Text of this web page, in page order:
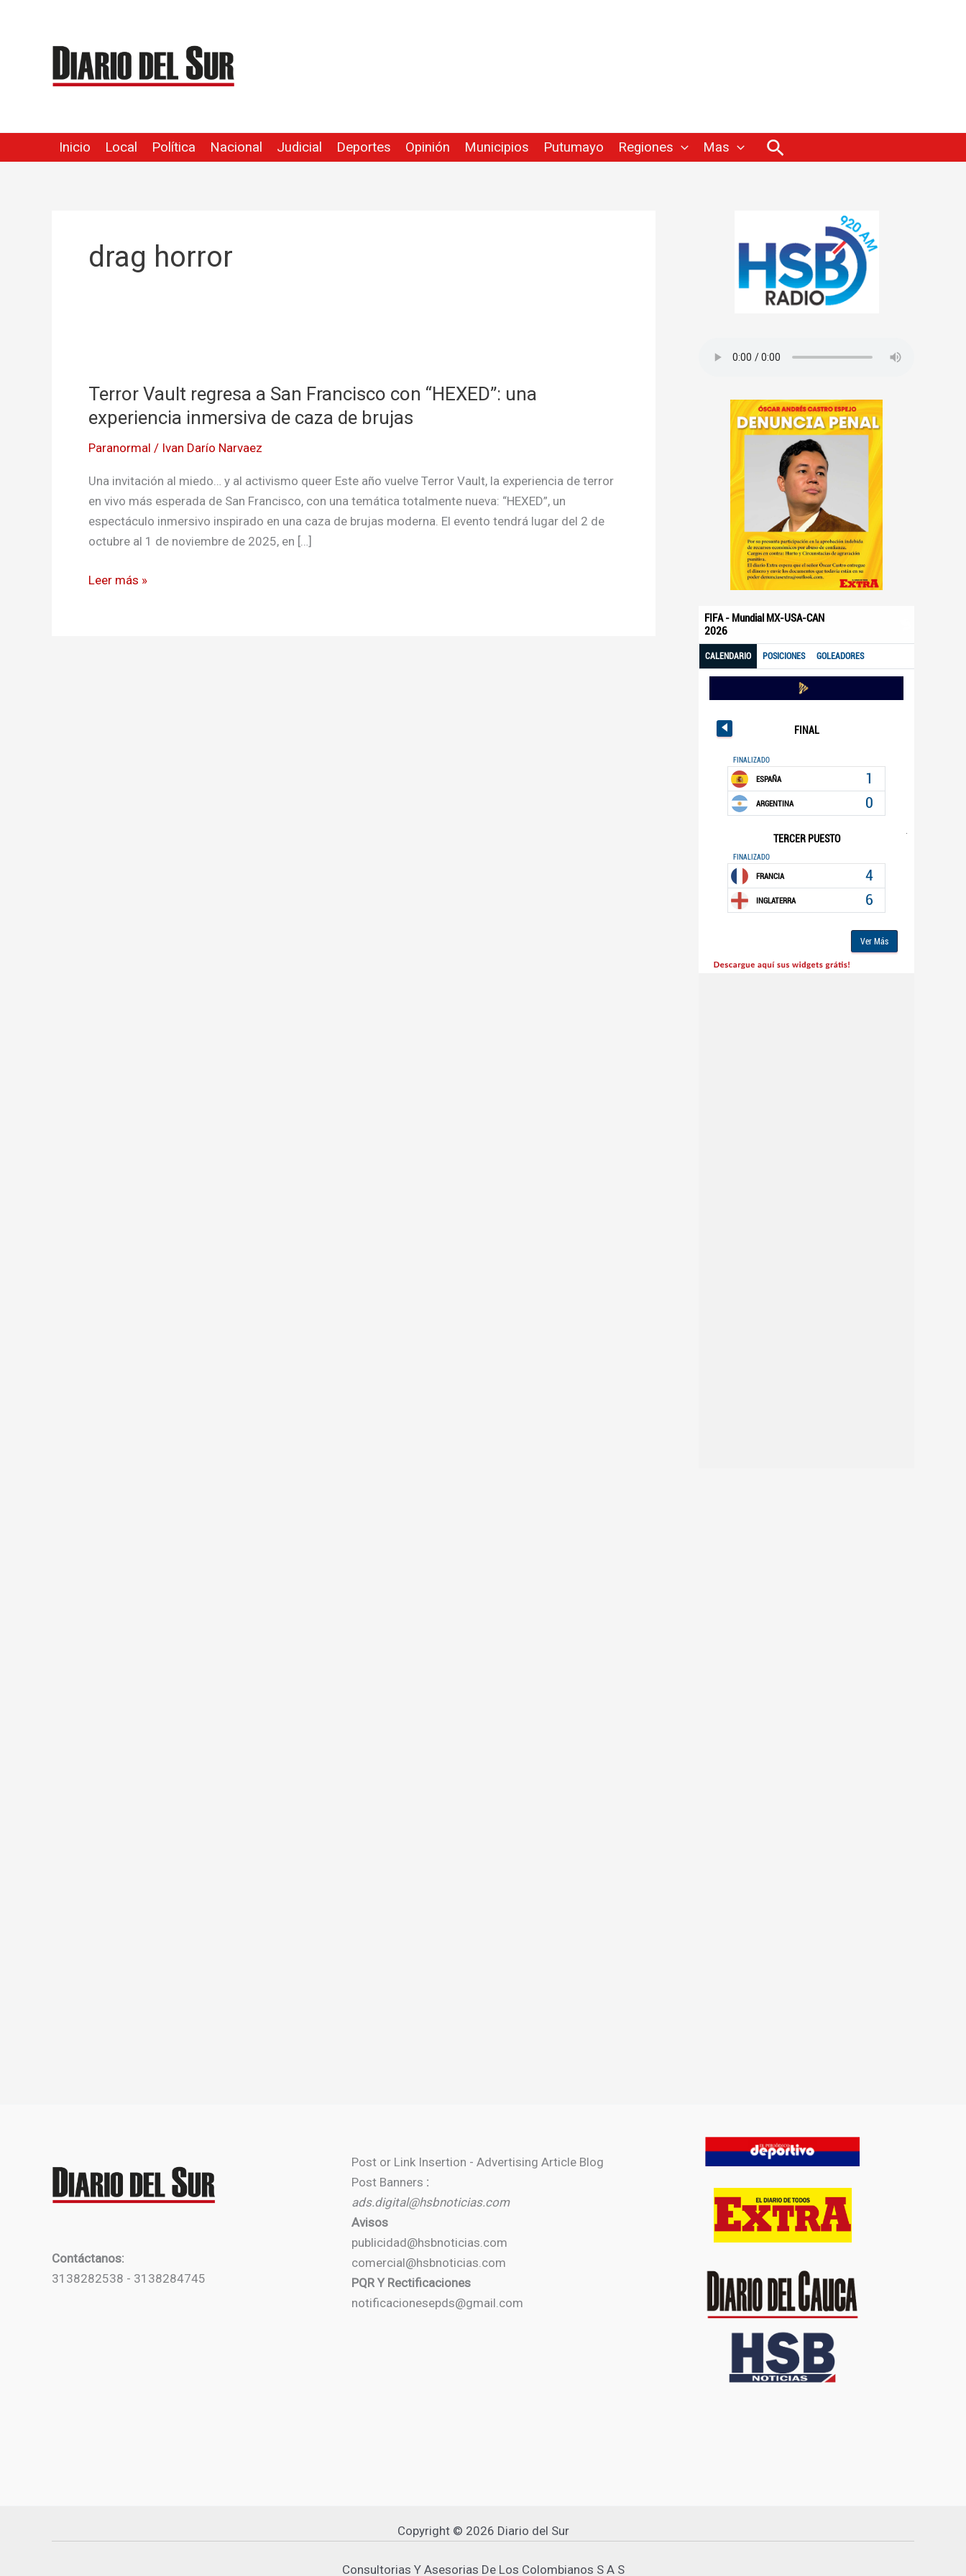
contenido
Inicio Local Política Nacional Judicial Deportes Opinión Municipios Putumayo Regiones Mas Buscar
drag horror
Terror Vault regresa a San Francisco con “HEXED”: una
experiencia inmersiva de caza de brujas
Paranormal / Ivan Darío Narvaez
Una invitación al miedo… y al activismo queer Este año vuelve Terror Vault, la experiencia de terror
en vivo más esperada de San Francisco, con una temática totalmente nueva: “HEXED”, un
espectáculo inmersivo inspirado en una caza de brujas moderna. El evento tendrá lugar del 2 de
octubre al 1 de noviembre de 2025, en […]
regresa
a
Francisco
con
“HEXED”:
experiencia
de
Leer más »
Contáctanos:
3138282538 - 3138284745
Post or Link Insertion - Advertising Article Blog
Post Banners :
ads.digital@hsbnoticias.com
Avisos
publicidad@hsbnoticias.com
comercial@hsbnoticias.com
PQR Y Rectificaciones
notificacionesepds@gmail.com
Copyright © 2026 Diario del Sur
Consultorias Y Asesorias De Los Colombianos S A S